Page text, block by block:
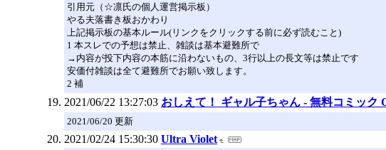
引用元（☆凛氏の個人運営掲示板）
やる夫落書き板おかわり
上記掲示板の基本ルール(リンクをクリックする前に必ず読むこと)
1 本スレでの予想は禁止、雑談は基本避難所で
→内容が投下内容の本筋に沿わないもの、3行以上の長文等は禁止です
安価付雑談は全て避難所でお願い致します。
2 補
2021/06/22 13:27:03 おしえて！ ギャル子ちゃん - 無料コミック
2021/06/20 更新
2021/02/24 15:30:30 Ultra Violet